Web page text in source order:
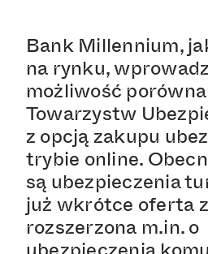
Bank Millennium,
na rynku,
możliwość
Towarzystw
z opcją zakupu
trybie online.
są ubezpieczenia
już wkrótce oferta
rozszerzona m.in. o